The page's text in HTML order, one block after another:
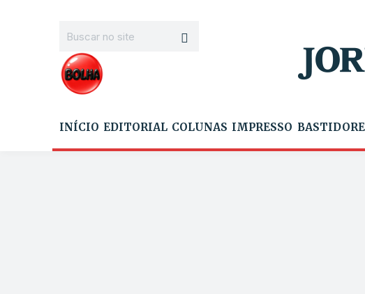
INÍCIO EDITORIAL COLUNAS IMPRESSO